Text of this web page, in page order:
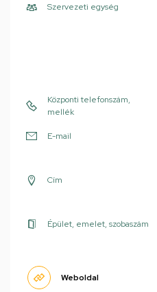
Szervezeti egység
Központi telefonszám,
mellék
E-mail
Cím
Épület, emelet, szobaszám
Weboldal